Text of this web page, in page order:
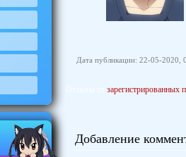
Дата публикации: 22-05-2020,
зарегистрированных
Добавление